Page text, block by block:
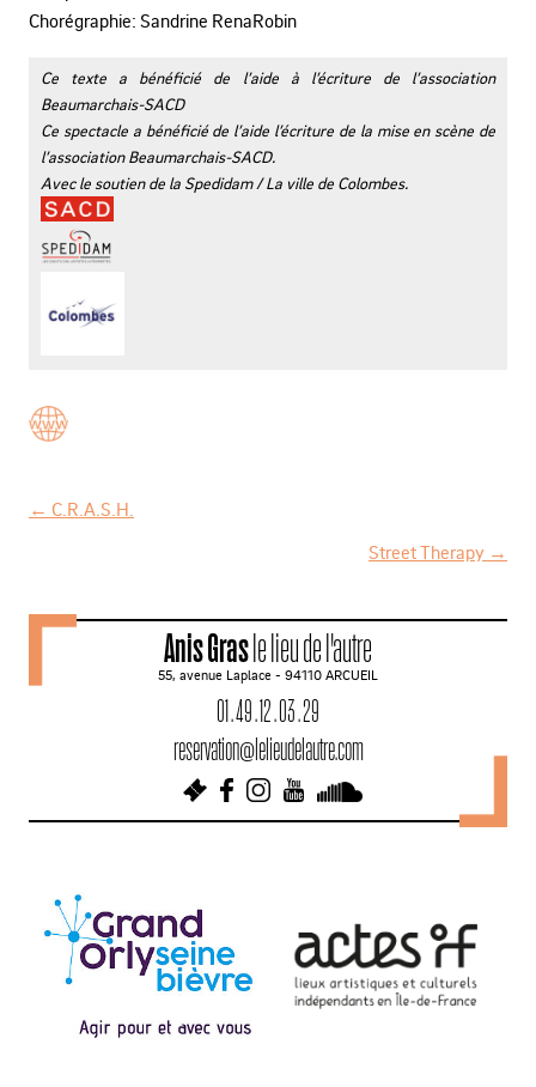
Chorégraphie: Sandrine RenaRobin
Ce texte a bénéficié de l’aide à l’écriture de l’association
Beaumarchais-SACD
Ce spectacle a bénéficié de l’aide l’écriture de la mise en scène de
l’association Beaumarchais-SACD.
Avec le soutien de la Spedidam / La ville de Colombes.
v
g
o
← C.R.A.S.H.
Street Therapy →
Anis Grasle lieu de l'autre
55, avenue Laplace - 94110 ARCUEIL
01 . 49 . 12 . 03 . 29
reservation@lelieudelautre.com